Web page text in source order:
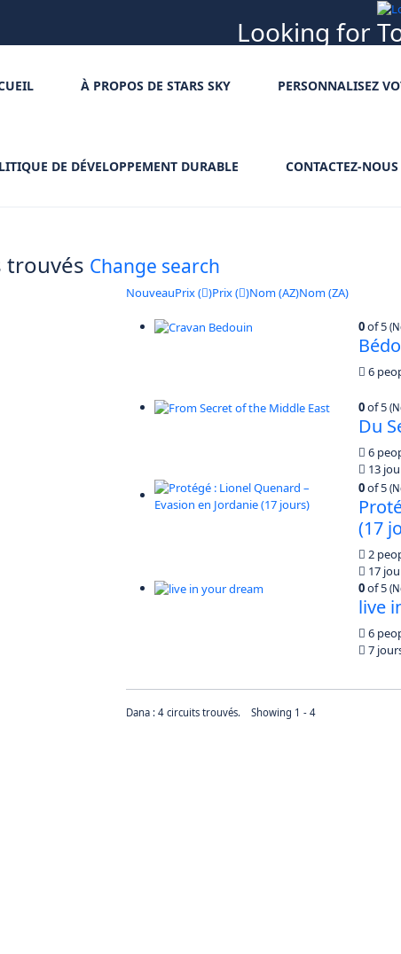
À PROPOS DE STARS SKY PERSONNALISEZ
DE DÉVELOPPEMENT DURABLE CONTACTEZ-NOUS
Looking for
trouvés Change search
NouveauPrix ( )Prix ( )Nom (AZ)Nom (ZA)
0of 5
6
0of 5
Du
6
13
0of 5
(17
2
17
0of 5
live
6
7
Dana : 4 circuits trouvés. Showing 1 - 4